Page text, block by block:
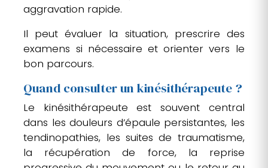
aggravation rapide.
Il peut évaluer la situation, prescrire des
examens si nécessaire et orienter vers le
bon parcours.
Quand consulter un kinésithérapeute ?
Le kinésithérapeute est souvent central
dans les douleurs d’épaule persistantes, les
tendinopathies, les suites de traumatisme,
la récupération de force, la reprise